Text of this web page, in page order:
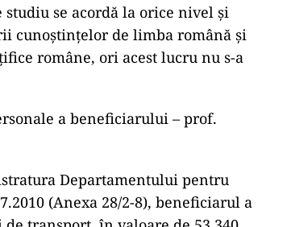
studiu se acordă la orice nivel şi
cunoştinţelor de limba română şi
române, ori acest lucru nu s-a
a beneficiarului – prof.
Departamentului pentru
(Anexa 28/2-8), beneficiarul a